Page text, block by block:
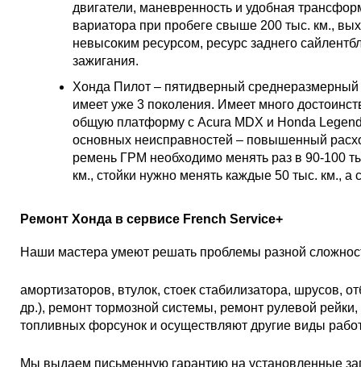
двигатели, маневренность и удобная
вариатора при пробеге свыше 200 тыс. км.,
невысоким ресурсом, ресурс заднего
зажигания.
Хонда Пилот – пятидверный
имеет уже 3 поколения. Имеет много
общую платформу с Acura MDX и Honda
основных неисправностей – повышенный
ремень ГРМ необходимо менять раз в 90-100
км., стойки нужно менять каждые 50 тыс. км.,
Ремонт Хонда в сервисе French Service+
Наши мастера умеют решать проблемы разной
амортизаторов, втулок, стоек стабилизатора, шрусов,
др.), ремонт тормозной системы, ремонт рулевой
топливных форсунок и осуществляют другие виды
Мы выдаем письменную гарантию на установленные